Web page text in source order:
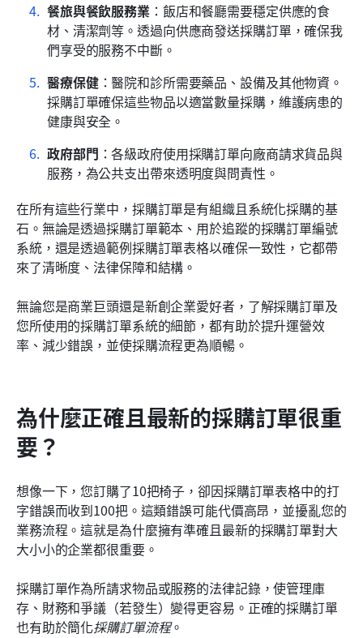
餐旅與餐飲服務業：飯店和餐廳需要穩定供應的食
材、清潔劑等。透過向供應商發送採購訂單，確保我
們享受的服務不中斷。
醫療保健：醫院和診所需要藥品、設備及其他物資。
採購訂單確保這些物品以適當數量採購，維護病患的
健康與安全。
政府部門 ：各級政府使用採購訂單向廠商請求貨品與
服務，為公共支出帶來透明度與問責性。
在所有這些行業中，採購訂單是有組織且系統化採購的基
石。無論是透過採購訂單範本、用於追蹤的採購訂單編號
系統，還是透過範例採購訂單表格以確保一致性，它都帶
來了清晰度、法律保障和結構。
無論您是商業巨頭還是新創企業愛好者，了解採購訂單及
您所使用的採購訂單系統的細節，都有助於提升運營效
率、減少錯誤，並使採購流程更為順暢。
為什麼正確且最新的採購訂單很重
要？
想像一下，您訂購了10把椅子，卻因採購訂單表格中的打
字錯誤而收到100把。這類錯誤可能代價高昂，並擾亂您的
業務流程。這就是為什麼擁有準確且最新的採購訂單對大
大小小的企業都很重要。
採購訂單作為所請求物品或服務的法律記錄，使管理庫
存、財務和爭議（若發生）變得更容易。正確的採購訂單
也有助於簡化採購訂單流程。